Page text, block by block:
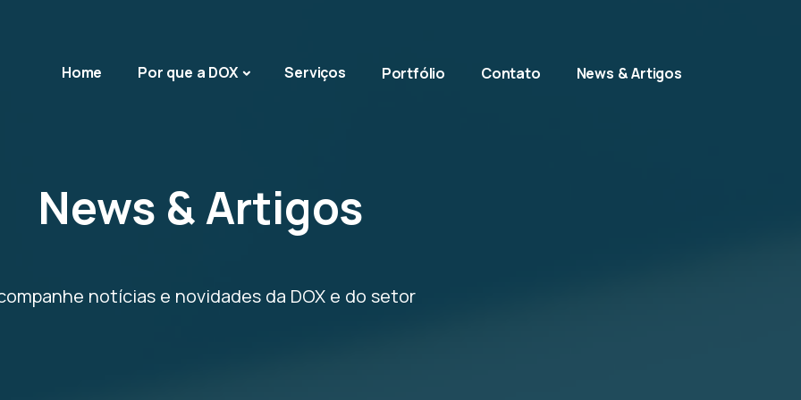
Home Por que a DOX Serviços Portfólio Contato News & Artigos
News & Artigos
notícias e novidades da DOX e do setor